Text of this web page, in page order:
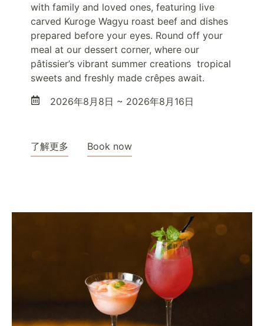
with family and loved ones, featuring live
carved Kuroge Wagyu roast beef and dishes
prepared before your eyes. Round off your
meal at our dessert corner, where our
pâtissier’s vibrant summer creations tropical
sweets and freshly made crêpes await.
2026年8月8日 ~ 2026年8月16日
了解更多 Book now